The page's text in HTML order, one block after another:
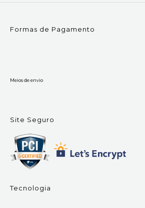
Formas de Pagamento
Meios de envio
Site Seguro
Tecnologia